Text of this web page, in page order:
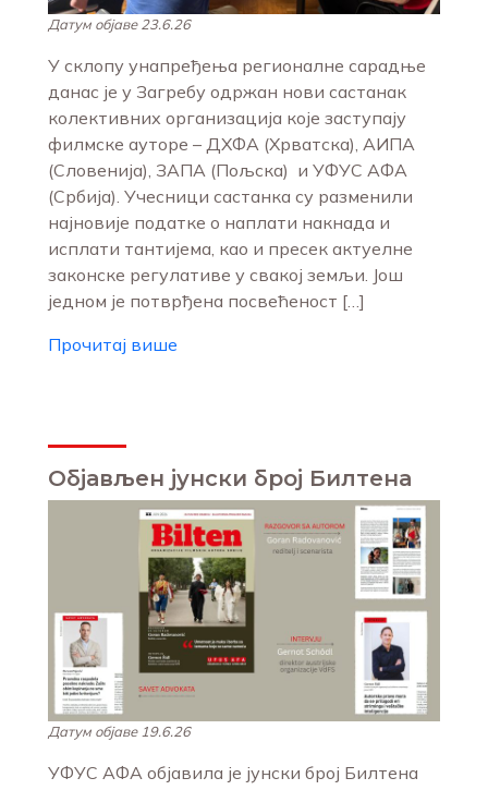
Датум објаве 23.6.26
У склопу унапређења регионалне сарадње
данас је у Загребу одржан нови састанак
колективних организација које заступају
филмске ауторе – ДХФА (Хрватска), АИПА
(Словенија), ЗАПА (Пољска) и УФУС АФА
(Србија). Учесници састанка су разменили
најновије податке о наплати накнада и
исплати тантијема, као и пресек актуелне
законске регулативе у свакој земљи. Још
једном је потврђена посвећеност […]
Прочитај више
Објављен јунски број Билтена
Датум објаве 19.6.26
УФУС АФА објавила је јунски број Билтена